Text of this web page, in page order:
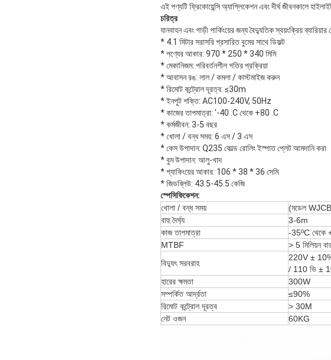
এই পণ্যটি ফ্রিকোয়েন্সি অ্যাপ্লিকেশন এবং দীর্ঘ জীবনকালে
চরিত্র
যানবাহন এবং গাড়ী পার্কিংয়ের জন্য বৈদ্যুতিক স্বয়ংক্রিয় ব্যারিয়ার
* 4.1 মিটার সরাসরি প্রসারিত বুমের সাথে ডিফল্ট
* পণ্যের আকার: 970 * 250 * 340 মিমি
* মেকানিজম: পরিবর্তনশীল গতির প্রক্রিয়া
* আবাসন রঙ: লাল / কমলা / কাস্টমাইজ করুন
* রিমোট কন্ট্রোল দূরত্ব: ≤30m
* ইনপুট শক্তি: AC100-240V, 50Hz
* কাজের তাপমাত্রা: '-40 .C থেকে +80 .C
* কর্মজীবন: 3-5 বছর
* খোলা / বন্ধ সময়: 6 এস / 3 এস
* কেস উপাদান: Q235 কোল্ড রোলিং ইস্পাত প্লেট আমদানি করা
* বুম উপাদান: আলু-খাদ
* প্যাকিংয়ের আকার: 106 * 38 * 36 সেমি
* জিডব্লিউ: 43.5-45.5 কেজি
স্পেসিফিকেশন:
খোলা / বন্ধ সময়
(মডেল
বাহু দৈর্ঘ্য
3-6m
কাজ তাপমাত্রা
-35ºC থেকে
MTBF
> 5 মিলিয়ন
বিদ্যুৎ সরবরাহ
220V ±
/ 110 ভি ±
হারের ক্ষমতা
300W
সম্পর্কিত আর্দ্রতা
≤90%
রিমোট কন্ট্রোল দূরত্ব
> 30M
নেট ওজন
60KG